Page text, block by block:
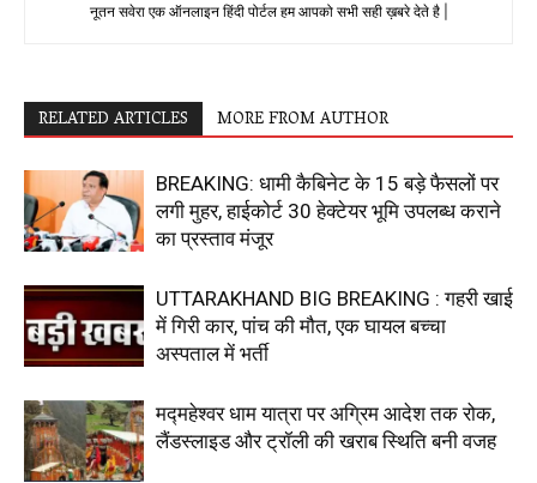
नूतन सवेरा एक ऑनलाइन हिंदी पोर्टल हम आपको सभी सही ख़बरे देते है |
RELATED ARTICLES MORE FROM AUTHOR
BREAKING: धामी कैबिनेट के 15 बड़े फैसलों पर
लगी मुहर, हाईकोर्ट 30 हेक्टेयर भूमि उपलब्ध कराने
का प्रस्ताव मंजूर
UTTARAKHAND BIG BREAKING : गहरी खाई
में गिरी कार, पांच की मौत, एक घायल बच्चा
अस्पताल में भर्ती
मद्महेश्वर धाम यात्रा पर अग्रिम आदेश तक रोक,
लैंडस्लाइड और ट्रॉली की खराब स्थिति बनी वजह